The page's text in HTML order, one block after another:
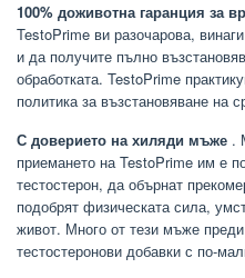
100% доживотна гаранция за
TestoPrime ви разочарова,
и да получите пълно
обработката. TestoPrime
политика за възстановяване на
С доверието на хиляди мъже .
приемането на TestoPrime им е
тестостерон, да обърнат
подобрят физическата сила,
живот. Много от тези мъже
тестостеронови добавки с по-